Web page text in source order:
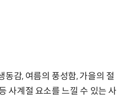
동감, 여름의 풍성함, 가을의 절
사계절 요소를 느낄 수 있는 사